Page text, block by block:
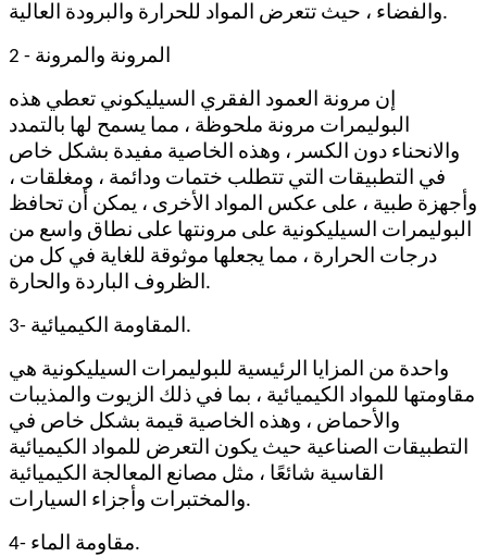
والفضاء ، حيث تتعرض المواد للحرارة والبرودة العالية.
2 - المرونة والمرونة
إن مرونة العمود الفقري السيليكوني تعطي هذه
البوليمرات مرونة ملحوظة ، مما يسمح لها بالتمدد
والانحناء دون الكسر ، وهذه الخاصية مفيدة بشكل خاص
في التطبيقات التي تتطلب ختمات ودائمة ، ومغلقات ،
وأجهزة طبية ، على عكس المواد الأخرى ، يمكن أن تحافظ
البوليمرات السيليكونية على مرونتها على نطاق واسع من
درجات الحرارة ، مما يجعلها موثوقة للغاية في كل من
الظروف الباردة والحارة.
3- المقاومة الكيميائية.
واحدة من المزايا الرئيسية للبوليمرات السيليكونية هي
مقاومتها للمواد الكيميائية ، بما في ذلك الزيوت والمذيبات
والأحماض ، وهذه الخاصية قيمة بشكل خاص في
التطبيقات الصناعية حيث يكون التعرض للمواد الكيميائية
القاسية شائعًا ، مثل مصانع المعالجة الكيميائية
والمختبرات وأجزاء السيارات.
4- مقاومة الماء.